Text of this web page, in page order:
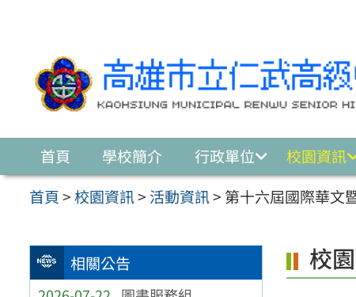
首頁 學校簡介 行政單位 校園資訊
首頁>校園資訊> 活動資訊> 第十六屆國際華文
相關公告 校